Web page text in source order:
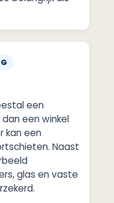
een
een winkel
kan een
Naast
glas en vaste